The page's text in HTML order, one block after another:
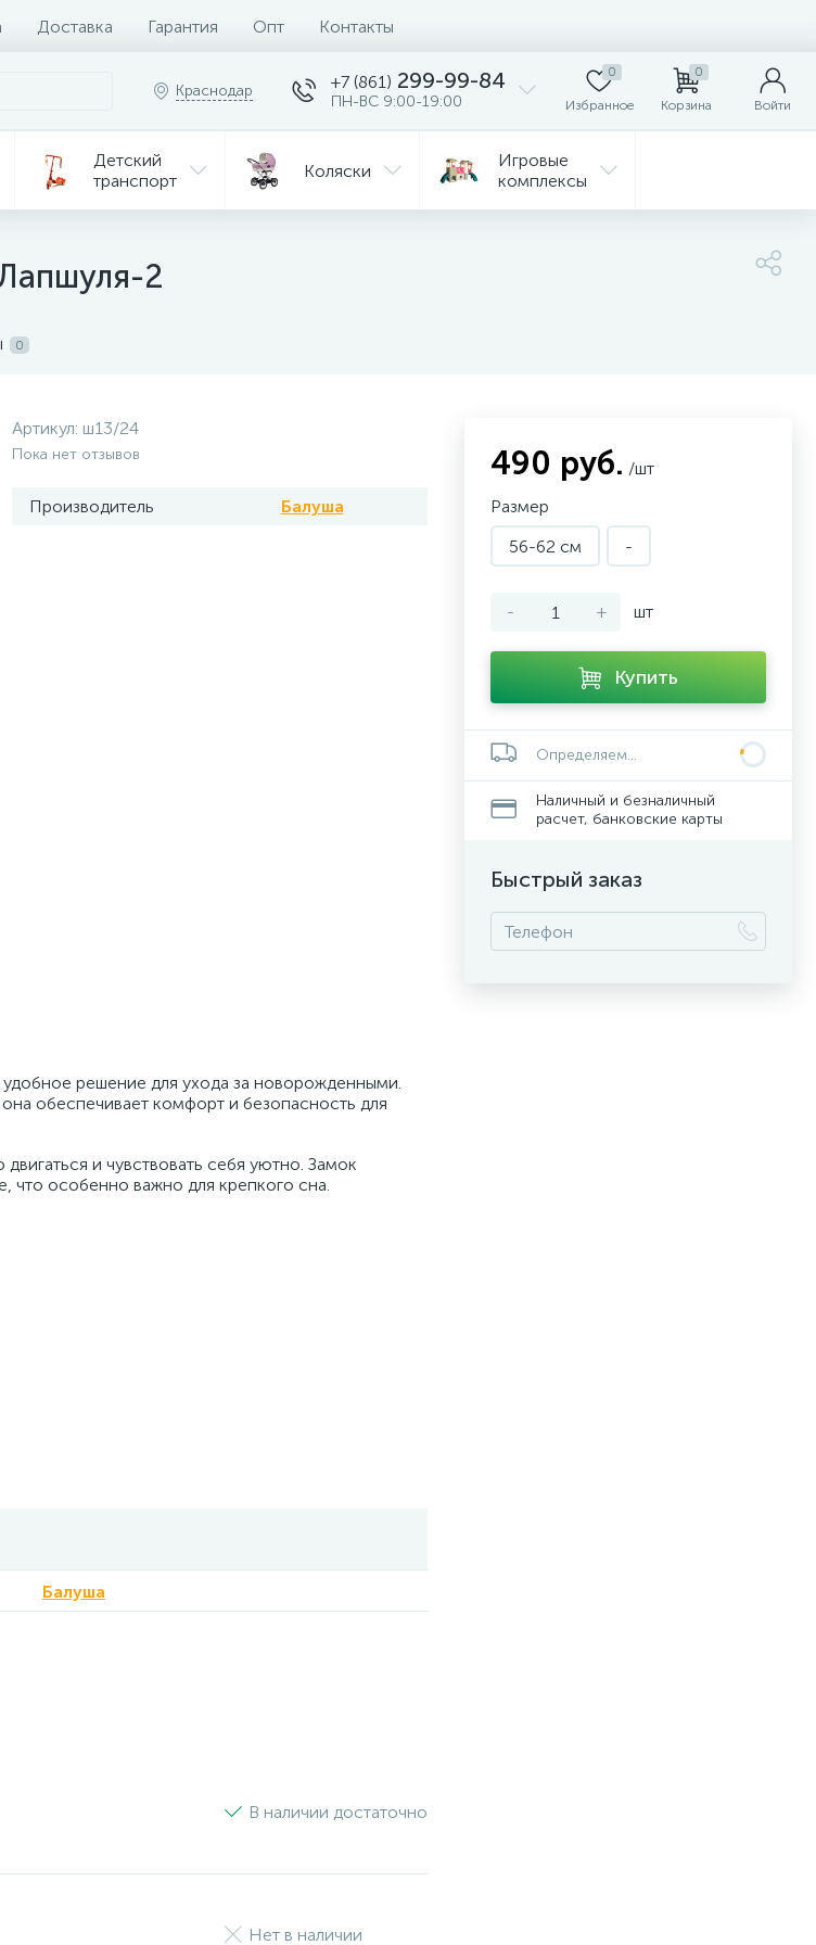
Доставка Гарантия Опт Контакты
Краснодар +7 (861) 299-99-84
ПН-ВС 9:00-19:00
0
Избранное
0
Корзина Войти
Детский
транспорт
Коляски
Игровые
комплексы
2
0
Артикул: ш13/24
Пока нет отзывов
Производитель Балуша
решение для ухода за новорожденными.
обеспечивает комфорт и безопасность для
и чувствовать себя уютно. Замок
что особенно важно для крепкого сна.
Балуша
В наличии достаточно
Нет в наличии
490 руб. /шт
Размер
56-62 см
-
- + шт
Купить
Определяем...
Наличный и безналичный
расчет, банковские карты
Быстрый заказ